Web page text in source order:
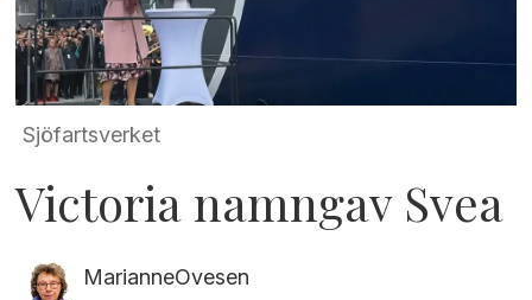
Sjöfartsverket
Victoria namngav Svea
MarianneOvesen